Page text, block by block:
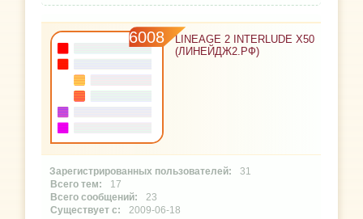
6008
LINEAGE 2 INTERLUDE X50
(ЛИНЕЙДЖ2.РФ)
31
17
23
2009-06-18